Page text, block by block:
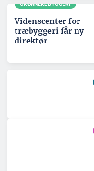
GRØNNERE BYGGERI
Videnscenter for
træbyggeri får ny
direktør